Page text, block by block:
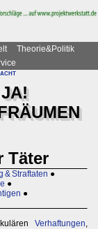
Theorie&Politik
Täter
& Straftaten ●
●
●
Verhaftungen,